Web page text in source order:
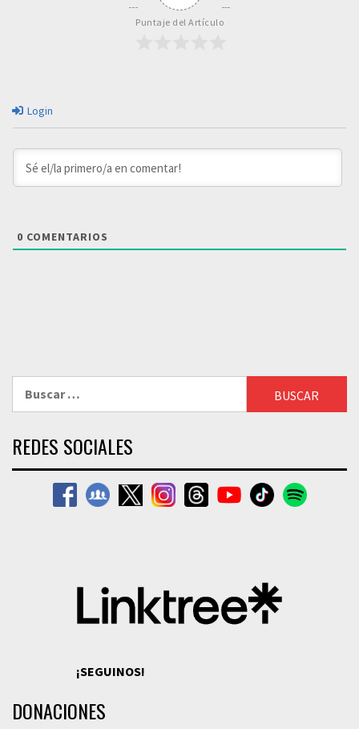
Puntaje del Artículo
Login
0 COMENTARIOS
REDES SOCIALES
¡SEGUINOS!
DONACIONES